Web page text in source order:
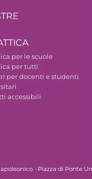
per le scuole
per tutti
per docenti e studenti
accessibili
- Piazza di Ponte